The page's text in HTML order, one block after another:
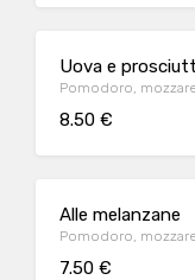
Uova e
Pomodoro,
8.50 €
Alle melanzane
Pomodoro,
7.50 €